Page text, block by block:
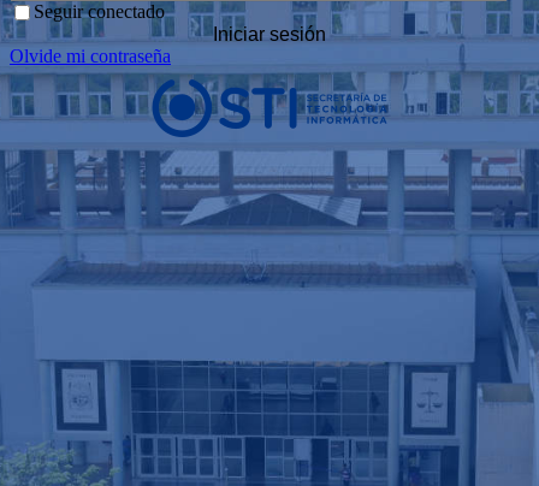
Seguir conectado
Iniciar sesión
Olvide mi contraseña